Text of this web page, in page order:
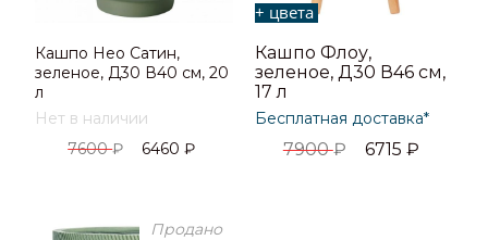
Кашпо Нео Сатин,
зеленое, Д30 В40 см, 20
л
Нет в наличии
7600₽ 6460₽
+ цвета
Кашпо Флоу,
зеленое, Д30 В46 см,
17 л
Бесплатная доставка*
7900₽ 6715 ₽
Продано